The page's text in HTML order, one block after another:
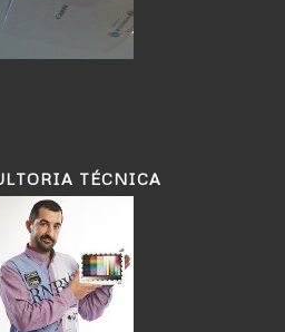
TÉCNICA